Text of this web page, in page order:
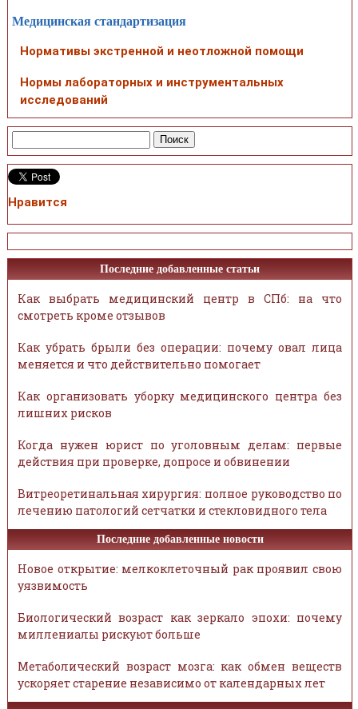
Медицинская стандартизация
Нормативы экстренной и неотложной помощи
Нормы лабораторных и инструментальных
исследований
Нравится
Последние добавленные статьи
Как выбрать медицинский центр в СПб: на что
смотреть кроме отзывов
Как убрать брыли без операции: почему овал лица
меняется и что действительно помогает
Как организовать уборку медицинского центра без
лишних рисков
Когда нужен юрист по уголовным делам: первые
действия при проверке, допросе и обвинении
Витреоретинальная хирургия: полное руководство по
лечению патологий сетчатки и стекловидного тела
Последние добавленные новости
Новое открытие: мелкоклеточный рак проявил свою
уязвимость
Биологический возраст как зеркало эпохи: почему
миллениалы рискуют больше
Метаболический возраст мозга: как обмен веществ
ускоряет старение независимо от календарных лет